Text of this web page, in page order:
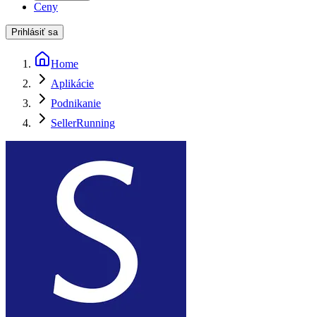
Ceny
Prihlásiť sa
Home
Aplikácie
Podnikanie
SellerRunning